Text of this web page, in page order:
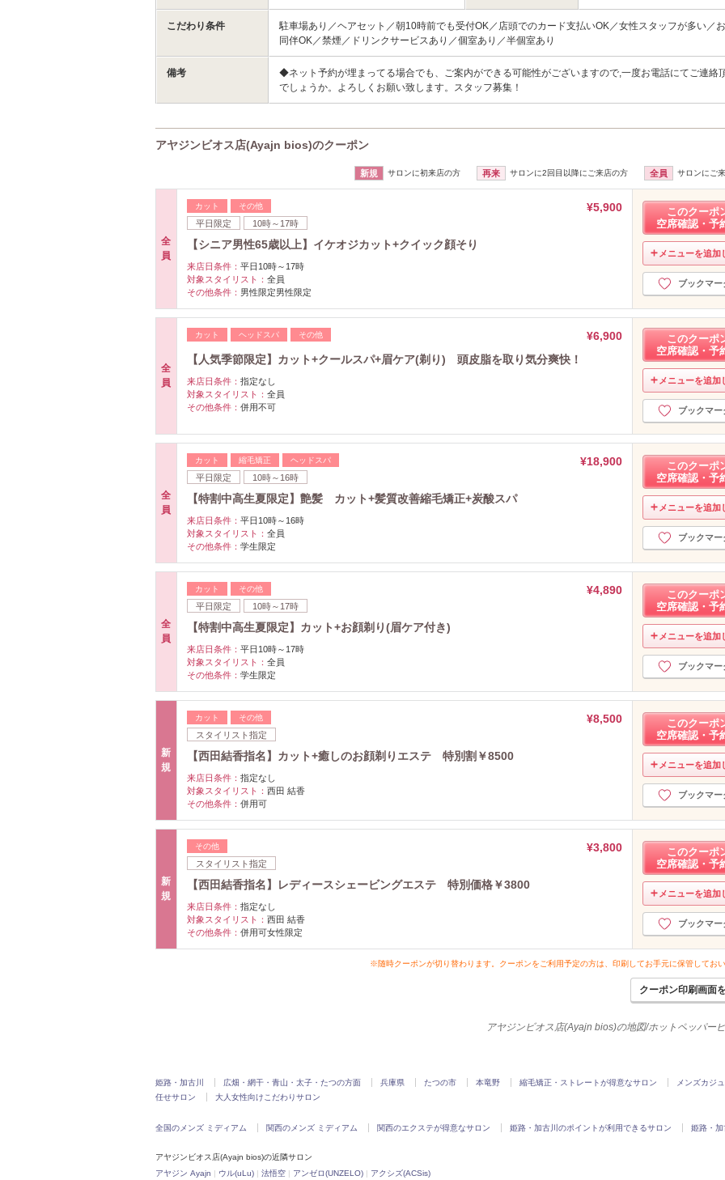
こだわり条件
駐車場あり／ヘアセット／朝10時前でも受付OK／店頭でのカード支払いOK／女性スタッフが多い／
同伴OK／禁煙／ドリンクサービスあり／個室あり／半個室あり
備考
◆ネット予約が埋まってる場合でも、ご案内ができる可能性がございますので,一度お電話にてご連絡
でしょうか。よろしくお願い致します。スタッフ募集！
アヤジンビオス店(Ayajn bios)のクーポン
新規 サロンに初来店の方 再来 サロンに2回目以降にご来店の方 全員 サロンにご
全
員
カット その他
平日限定 10時～17時
¥5,900
【シニア男性65歳以上】イケオジカット+クイック顔そり
来店日条件： 平日10時～17時
対象スタイリスト： 全員
その他条件： 男性限定男性限定
このクーポ
空席確認・予
メニューを追加
ブックマー
全
員
カット ヘッドスパ その他
¥6,900
【人気季節限定】カット+クールスパ+眉ケア(剃り) 頭皮脂を取り気分爽快！
来店日条件： 指定なし
対象スタイリスト： 全員
その他条件： 併用不可
このクーポ
空席確認・予
メニューを追加
ブックマー
全
員
カット 縮毛矯正 ヘッドスパ
平日限定 10時～16時
¥18,900
【特割中高生夏限定】艶髪 カット+髪質改善縮毛矯正+炭酸スパ
来店日条件： 平日10時～16時
対象スタイリスト： 全員
その他条件： 学生限定
このクーポ
空席確認・予
メニューを追加
ブックマー
全
員
カット その他
平日限定 10時～17時
¥4,890
【特割中高生夏限定】カット+お顔剃り(眉ケア付き)
来店日条件： 平日10時～17時
対象スタイリスト： 全員
その他条件： 学生限定
このクーポ
空席確認・予
メニューを追加
ブックマー
新
規
カット その他
スタイリスト指定
¥8,500
【西田結香指名】カット+癒しのお顔剃りエステ 特別割￥8500
来店日条件： 指定なし
対象スタイリスト： 西田 結香
その他条件： 併用可
このクーポ
空席確認・予
メニューを追加
ブックマー
新
規
その他
スタイリスト指定
¥3,800
【西田結香指名】レディースシェービングエステ 特別価格￥3800
来店日条件： 指定なし
対象スタイリスト： 西田 結香
その他条件： 併用可女性限定
このクーポ
空席確認・予
メニューを追加
ブックマー
※随時クーポンが切り替わります。クーポンをご利用予定の方は、印刷してお手元に保管しておい
クーポン印刷画面
アヤジンビオス店(Ayajn bios)の地図/ホットペッパー
姫路・加古川 広畑・網干・青山・太子・たつの方面 兵庫県 たつの市 本竜野 縮毛矯正・ストレートが得意なサロン メンズカジ
任せサロン
大人女性向けこだわりサロン
全国のメンズ ミディアム 関西のメンズ ミディアム 関西のエクステが得意なサロン 姫路・加古川のポイントが利用できるサロン 姫路・加
アヤジンビオス店(Ayajn bios)の近隣サロン
アヤジン Ayajn | ウル(uLu) | 法悟空 | アンゼロ(UNZELO) | アクシズ(ACSis)